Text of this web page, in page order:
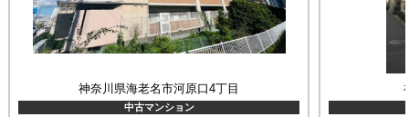
神奈川県海老名市河原口4丁目
中古マンション